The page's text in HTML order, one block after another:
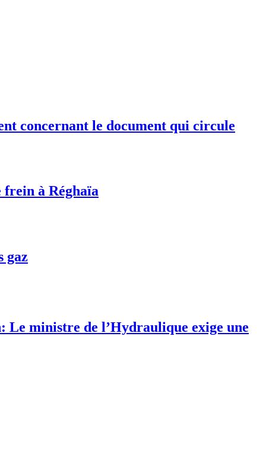
concernant le document qui circule
frein à Réghaïa
gaz
Le ministre de l’Hydraulique exige une